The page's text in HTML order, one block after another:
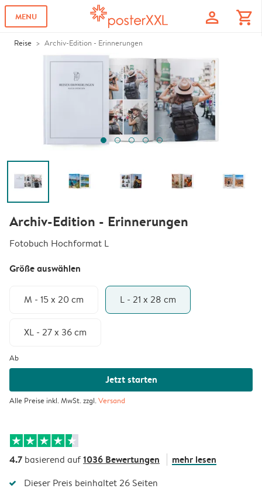
MENU profile shopping_cart
Reise Archiv-Edition - Erinnerungen
Archiv-Edition - Erinnerungen
Fotobuch Hochformat L
Größe auswählen
M - 15 x 20 cm L - 21 x 28 cm
XL - 27 x 36 cm
Ab
Jetzt starten
Alle Preise inkl. MwSt. zzgl.Versand
4.7 basierend auf1036 Bewertungen mehr lesen
Dieser Preis beinhaltet 26 Seiten